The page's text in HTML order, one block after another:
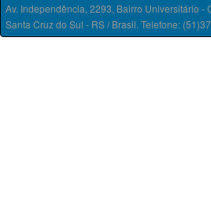
Av. Independência, 2293, Bairro Universitário -
Santa Cruz do Sul - RS / Brasil. Telefone: